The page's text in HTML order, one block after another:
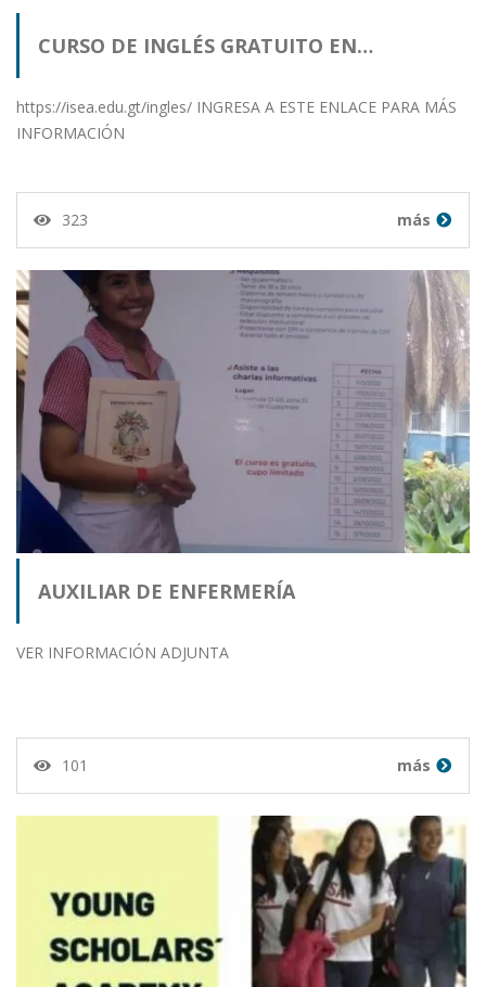
CURSO DE INGLÉS GRATUITO EN…
https://isea.edu.gt/ingles/ INGRESA A ESTE ENLACE PARA MÁS
INFORMACIÓN
323 más
AUXILIAR DE ENFERMERÍA
VER INFORMACIÓN ADJUNTA
101 más